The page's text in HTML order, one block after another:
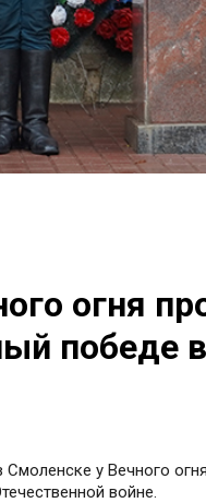
огня
победе
у Вечного
войне.